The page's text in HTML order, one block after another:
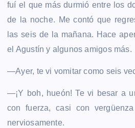
fuí el que más durmió entre los
de la noche. Me contó que
las seis de la mañana. Hace
el Agustín y algunos amigos más.
—Ayer, te vi vomitar como seis
—¡Y boh, hueón! Te vi besar a
con fuerza, casi con
nerviosamente.